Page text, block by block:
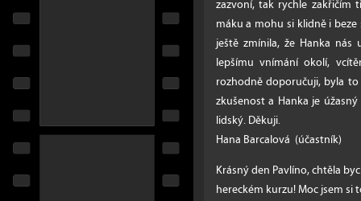
zazvoní, tak rychle
máku a mohu si klidně i
ještě zmínila, že Hanka nás
lepšímu vnímání okolí,
rozhodně doporučuji, byla
zkušenost a Hanka je
lidský. Děkuji.
Hana Barcalová (účastník)
Krásný den Pavlíno, chtěla
hereckém kurzu! Moc jsem si